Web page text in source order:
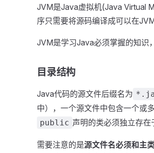
JVM是Java虚拟机(Java Virtual
序只需要将源码编译成可以在
JVM是学习Java必须掌握的知识
目录结构
Java代码的源文件后缀名为
中），一个源文件中包含一个或
public 声明的类必须独立存在
需要注意的是源文件名必须和主